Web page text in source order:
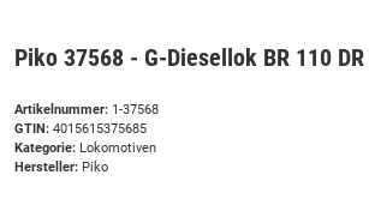
Piko 37568 - G-Diesellok BR 110
Artikelnummer: 1-37568
GTIN: 4015615375685
Kategorie: Lokomotiven
Hersteller: Piko